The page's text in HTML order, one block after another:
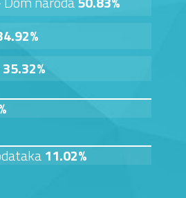
35.32%
11.02%